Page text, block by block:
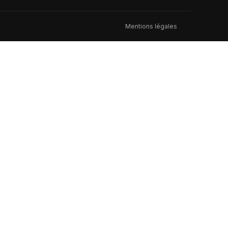
Mentions légales